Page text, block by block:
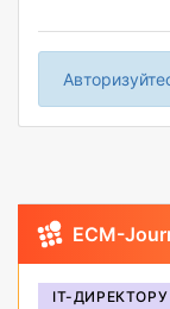
ECM-
IT-ДИРЕКТОРУ